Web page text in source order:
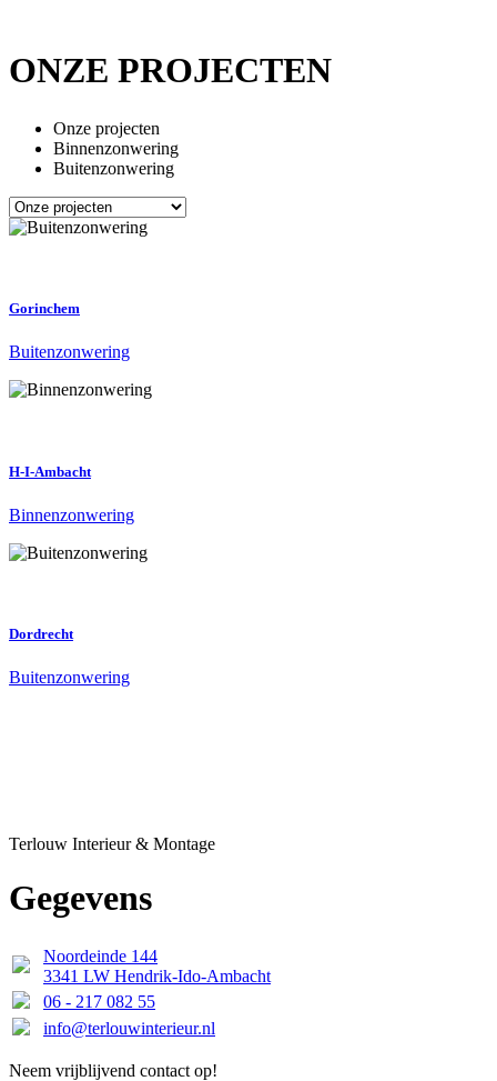
ONZE PROJECTEN
Onze projecten
Binnenzonwering
Buitenzonwering
Gorinchem
Buitenzonwering
H-I-Ambacht
Binnenzonwering
Dordrecht
Buitenzonwering
Terlouw Interieur & Montage
Gegevens
Noordeinde 144
3341 LW Hendrik-Ido-Ambacht
06 - 217 082 55
info@terlouwinterieur.nl
Neem vrijblijvend contact op!